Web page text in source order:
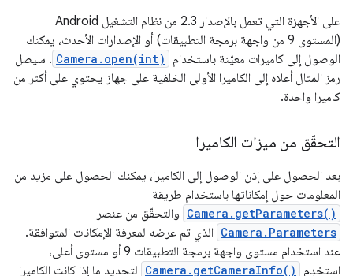
على الأجهزة التي تعمل بالإصدار 2.3 من نظام التشغيل Android
(المستوى 9 من واجهة برمجة التطبيقات) أو الإصدارات الأحدث، يمكنك
الوصول إلى كاميرات معيّنة باستخدام
Camera.open(int) . سيصل
رمز المثال أعلاه إلى الكاميرا الأولى الخلفية على جهاز يحتوي على أكثر من
كاميرا واحدة.
التحقّق من ميزات الكاميرا
بعد الحصول على إذن الوصول إلى الكاميرا، يمكنك الحصول على مزيد من
المعلومات حول إمكاناتها باستخدام طريقة
Camera.getParameters() والتحقّق من عنصر
Camera.Parameters الذي تم عرضه لمعرفة الإمكانات المتوافقة.
عند استخدام مستوى واجهة برمجة التطبيقات 9 أو مستوى أعلى،
استخدِم
Camera.getCameraInfo() لتحديد ما إذا كانت الكاميرا